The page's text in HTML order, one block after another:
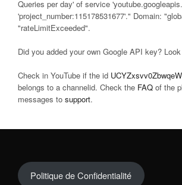
Queries per day' of service
'project_number:115178531677'." Domain:
"rateLimitExceeded".
Did you added your own Google API key?
Check in YouTube if the id
belongs to a channelid. Check the FAQ of the
messages to support.
Politique de Confidentialité